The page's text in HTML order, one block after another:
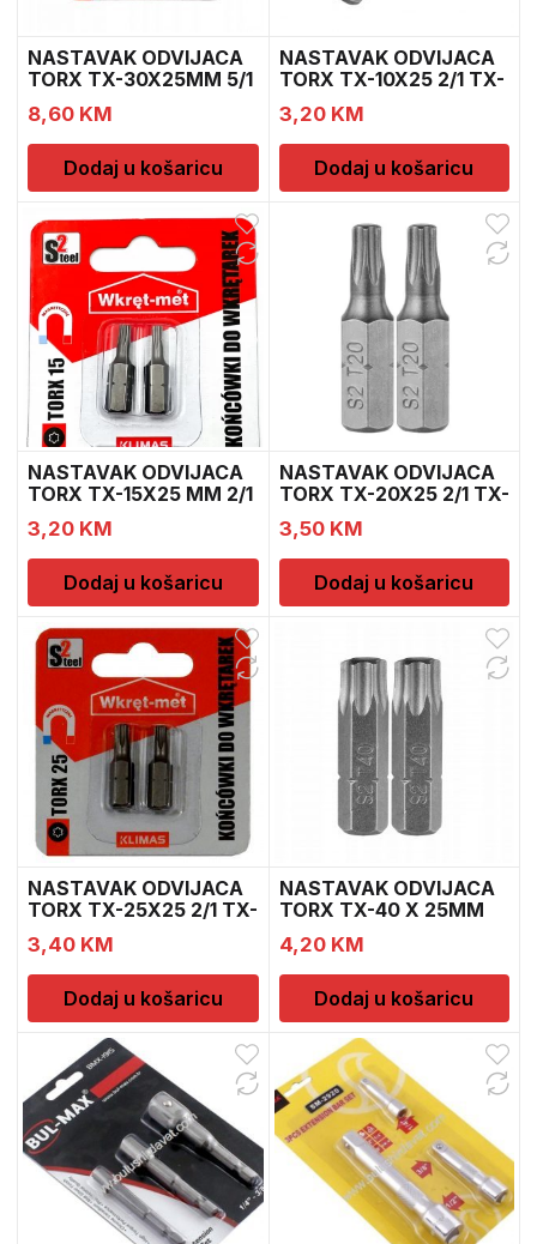
NASTAVAK ODVIJACA
TORX TX-30X25MM 5/1
8,60 KM
Dodaj u košaricu
NASTAVAK ODVIJACA
TORX TX-10X25 2/1 TX-
3,20 KM
Dodaj u košaricu
NASTAVAK ODVIJACA
TORX TX-15X25 MM 2/1
T
3,20 KM
Dodaj u košaricu
NASTAVAK ODVIJACA
TORX TX-20X25 2/1 TX-
2
3,50 KM
Dodaj u košaricu
NASTAVAK ODVIJACA
TORX TX-25X25 2/1 TX-
3,40 KM
Dodaj u košaricu
NASTAVAK ODVIJACA
TORX TX-40 X 25MM
4,20 KM
Dodaj u košaricu